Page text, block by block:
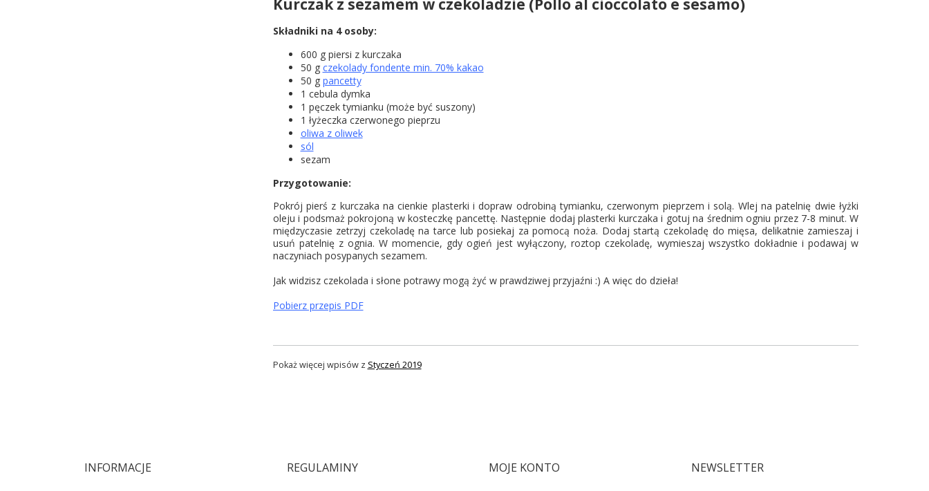
Kurczak z sezamem w czekoladzie (Pollo al cioccolato e sesamo)
Składniki na 4 osoby:
600 g piersi z kurczaka
50 g czekolady fondente min. 70% kakao
50 g pancetty
1 cebula dymka
1 pęczek tymianku (może być suszony)
1 łyżeczka czerwonego pieprzu
oliwa z oliwek
sól
sezam
Przygotowanie:
Pokrój pierś z kurczaka na cienkie plasterki i dopraw odrobiną tymianku, czerwonym pieprzem i solą. Wlej na patelnię dwie łyżki
oleju i podsmaż pokrojoną w kosteczkę pancettę. Następnie dodaj plasterki kurczaka i gotuj na średnim ogniu przez 7-8 minut. W
międzyczasie zetrzyj czekoladę na tarce lub posiekaj za pomocą noża. Dodaj startą czekoladę do mięsa, delikatnie zamieszaj i
usuń patelnię z ognia. W momencie, gdy ogień jest wyłączony, roztop czekoladę, wymieszaj wszystko dokładnie i podawaj w
naczyniach posypanych sezamem.
Jak widzisz czekolada i słone potrawy mogą żyć w prawdziwej przyjaźni :) A więc do dzieła!
Pobierz przepis PDF
Pokaż więcej wpisów z Styczeń 2019
INFORMACJE REGULAMINY MOJE KONTO NEWSLETTER